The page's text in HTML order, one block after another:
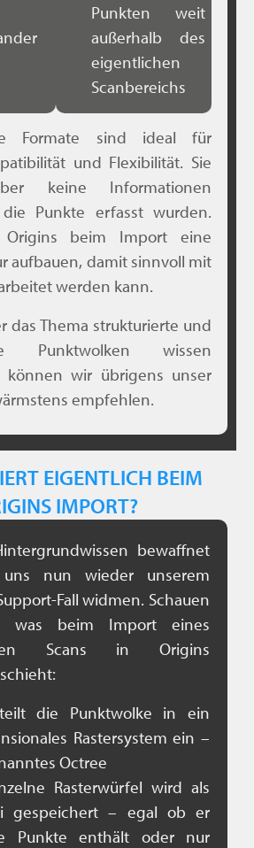
Punkten weit
außerhalb des
eigentlichen
Scanbereichs
Formate sind ideal für
und Flexibilität. Sie
keine Informationen
Punkte erfasst wurden.
Origins beim Import eine
aufbauen, damit sinnvoll mit
werden kann.
das Thema strukturierte und
Punktwolken wissen
können wir übrigens unser
empfehlen.
EIGENTLICH BEIM
IMPORT?
bewaffnet
nun wieder unserem
Fall widmen. Schauen
beim Import eines
Scans in Origins
die Punktwolke in ein
Rastersystem ein –
Octree
Rasterwürfel wird als
gespeichert – egal ob er
Punkte enthält oder nur